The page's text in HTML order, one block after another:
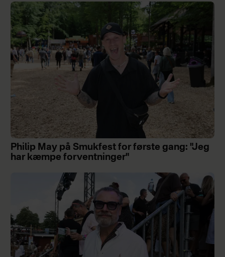
Philip May på Smukfest for første gang: "Jeg
har kæmpe forventninger"